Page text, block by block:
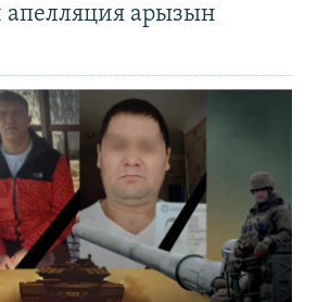
апелляция арызын